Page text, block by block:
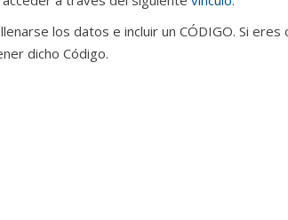
los datos e incluir un CÓDIGO. Si eres
dicho Código.